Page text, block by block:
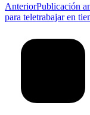
AnteriorPublicación
para teletrabajar en